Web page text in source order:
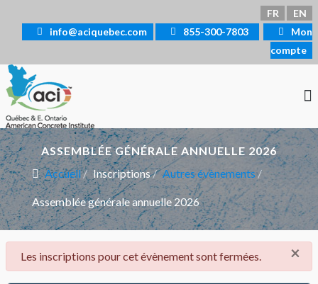
FR
EN
info@aciquebec.com
855-300-7803
Mon
compte
ASSEMBLÉE GÉNÉRALE ANNUELLE 2026
Accueil
Inscriptions Autres évènements
Assemblée générale annuelle 2026
×
danger
Les inscriptions pour cet évènement sont fermées.